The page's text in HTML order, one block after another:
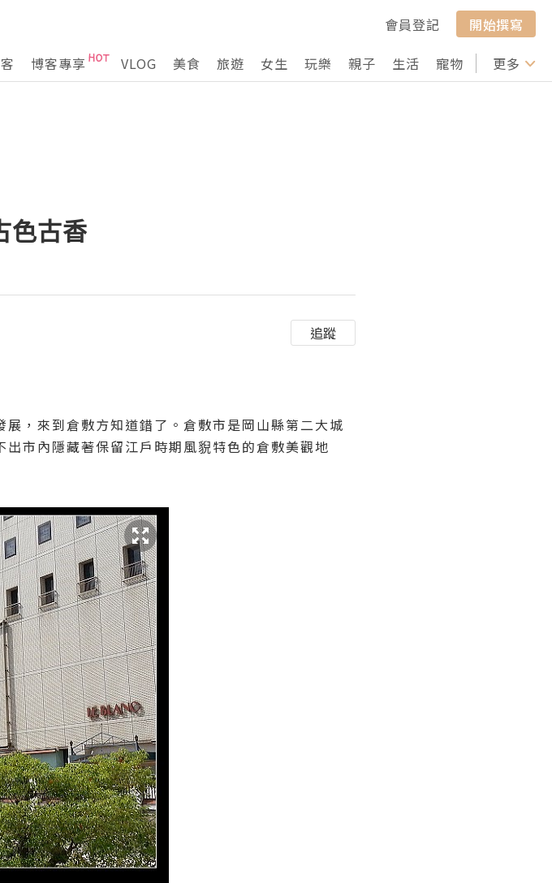
會員登記
開始撰寫
博客專享 VLOG 美食 旅遊 女生 玩樂 親子 生活 寵物 行山 打卡
更多
古香
追蹤
，來到倉敷方知道錯了。倉敷市是岡山縣第二大城
市內隱藏著保留江戶時期風貎特色的倉敷美觀地